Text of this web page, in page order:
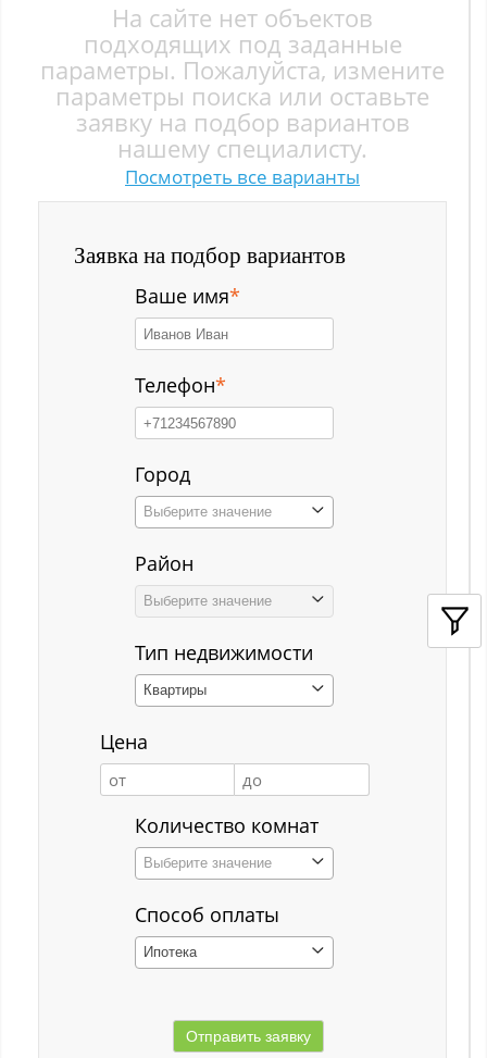
Заводской р-н
Загорский
Зеленый Луг
Карагайлинский
Красная Орловка
Красная Орловка с
На сайте нет объектов
подходящих под заданные
параметры. Пожалуйста, измените
параметры поиска или оставьте
заявку на подбор вариантов
нашему специалисту.
Посмотреть все варианты
Заявка на подбор вариантов
Ваше имя*
Телефон*
Город
Выберите значение
Район
Выберите значение
Тип недвижимости
Квартиры
Цена
Количество комнат
Выберите значение
Способ оплаты
Ипотека